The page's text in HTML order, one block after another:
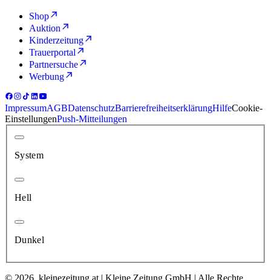
Shop
Auktion
Kinderzeitung
Trauerportal
Partnersuche
Werbung
ImpressumAGBDatenschutzBarrierefreiheitserklärungHilfeCookie-
EinstellungenPush-Mitteilungen
System
Hell
Dunkel